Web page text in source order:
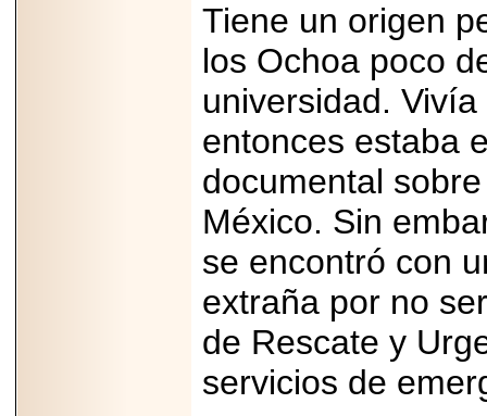
Tiene un origen
los Ochoa poco
universidad.
entonces estaba
documental
México. Sin
se encontró con
extraña por no
de Rescate y
servicios de